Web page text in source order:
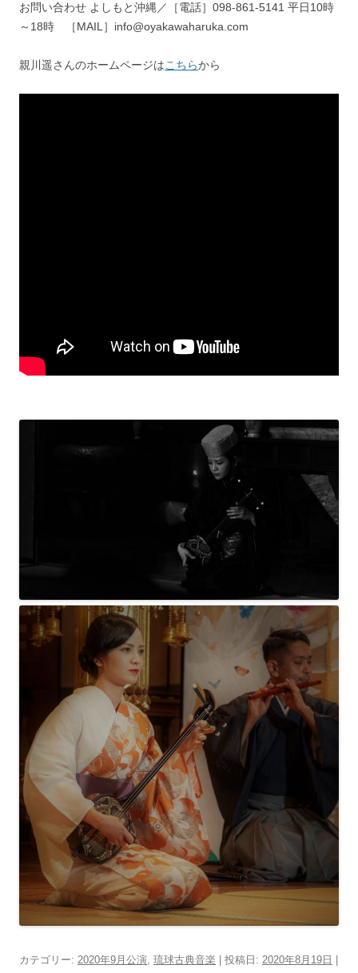
お問い合わせ よしもと沖縄／［電話］098-861-5141 平日10時
～18時 ［MAIL］info@oyakawaharuka.com
親川遥さんのホームページはこちらから
カテゴリー: 2020年9月公演 琉球古典音楽 | 投稿日: 2020年8月19日